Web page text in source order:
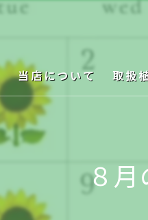
当店について 取扱
８月